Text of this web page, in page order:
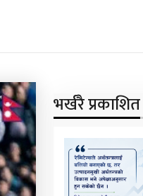
भर्खरै प्रकाशित